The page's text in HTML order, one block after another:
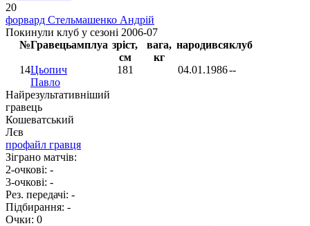
20
форвард Стельмашенко Андрій
Покинули клуб у сезоні 2006-07
№Гравецьамплуа зріст,
см
вага,
кг
народивсяклуб
14Цьопич
Павло
181 04.01.1986--
Найрезультативніший
гравець
Кошеватський
Лєв
профайл гравця
Зіграно матчів:
2-очкові: -
3-очкові: -
Рез. передачі: -
Підбирання: -
Очки: 0